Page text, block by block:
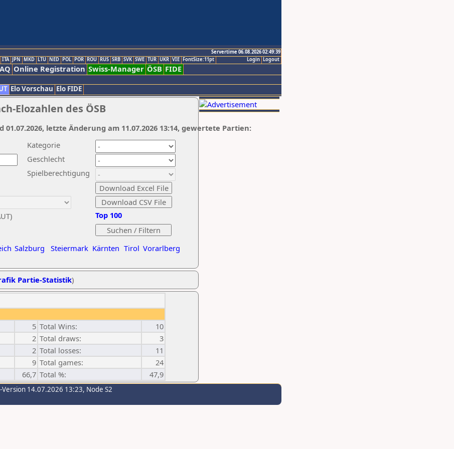
Servertime 06.08.2026 02:49:39
Logout
Login
ITA JPN MKD LTU NED POL POR ROU RUS SRB SVK SWE TUR UKR VIE FontSize:11pt
Online Registration Swiss-Manager ÖSB FIDE
Elo Vorschau Elo FIDE
Elozahlen des ÖSB
Kategorie
Geschlecht
Spielberechtigung
Salzburg Steiermark Kärnten Tirol Vorarlberg
Top 100
01.07.2026, letzte Änderung am 11.07.2026 13:14, gewertete Partien:
Partie-Statistik)
5 Total Wins:
10
2 Total draws:
3
2 Total losses:
11
9 Total games:
24
66,7 Total %: 47,9
Version 14.07.2026 13:23, Node S2